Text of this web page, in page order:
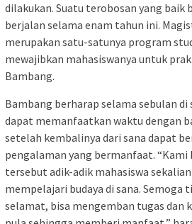
dilakukan. Suatu terobosan yang baik
berjalan selama enam tahun ini.
merupakan satu-satunya program
mewajibkan mahasiswanya untuk
Bambang.
Bambang berharap selama sebulan di
dapat memanfaatkan waktu dengan
setelah kembalinya dari sana dapat
pengalaman yang bermanfaat. “Kami
tersebut adik-adik mahasiswa
mempelajari budaya di sana. Semoga
selamat, bisa mengemban tugas dan